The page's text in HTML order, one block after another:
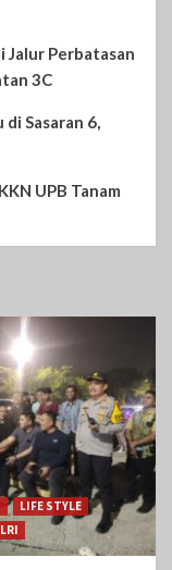
Jalur Perbatasan
3C
Sasaran 6,
UPB Tanam
LIFE STYLE